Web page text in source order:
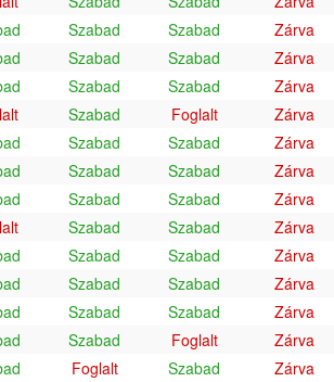
Szabad Szabad
Zárva
Szabad Szabad
Zárva
Szabad Szabad
Zárva
Szabad Foglalt
Zárva
Szabad Szabad
Zárva
Szabad Szabad
Zárva
Szabad Szabad
Zárva
Szabad Szabad
Zárva
Szabad Szabad
Zárva
Szabad Szabad
Zárva
Szabad Szabad
Zárva
Szabad Foglalt
Zárva
Foglalt Szabad
Zárva